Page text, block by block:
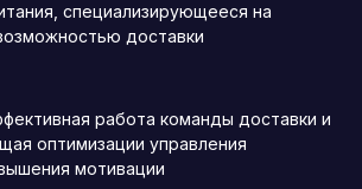
специализирующееся на
доставки
работа команды доставки и
оптимизации управления
мотивации